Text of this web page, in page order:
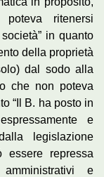
ritenersi
in quanto
della proprietà
dal sodo alla
che non poteva
“Il B. ha posto in
e
legislazione
repressa
e